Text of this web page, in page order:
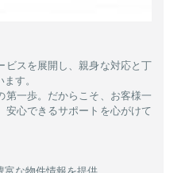
ビスを展開し、親身な対応と丁
す。
第一歩。だからこそ、お客様一
安心できるサポートを心がけて